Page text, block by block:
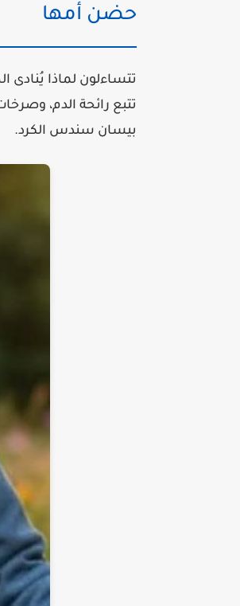
حضن أمها
تتساءلون لماذا يُنادى
تتبع رائحة الدم،
بيسان سندس الكرد.